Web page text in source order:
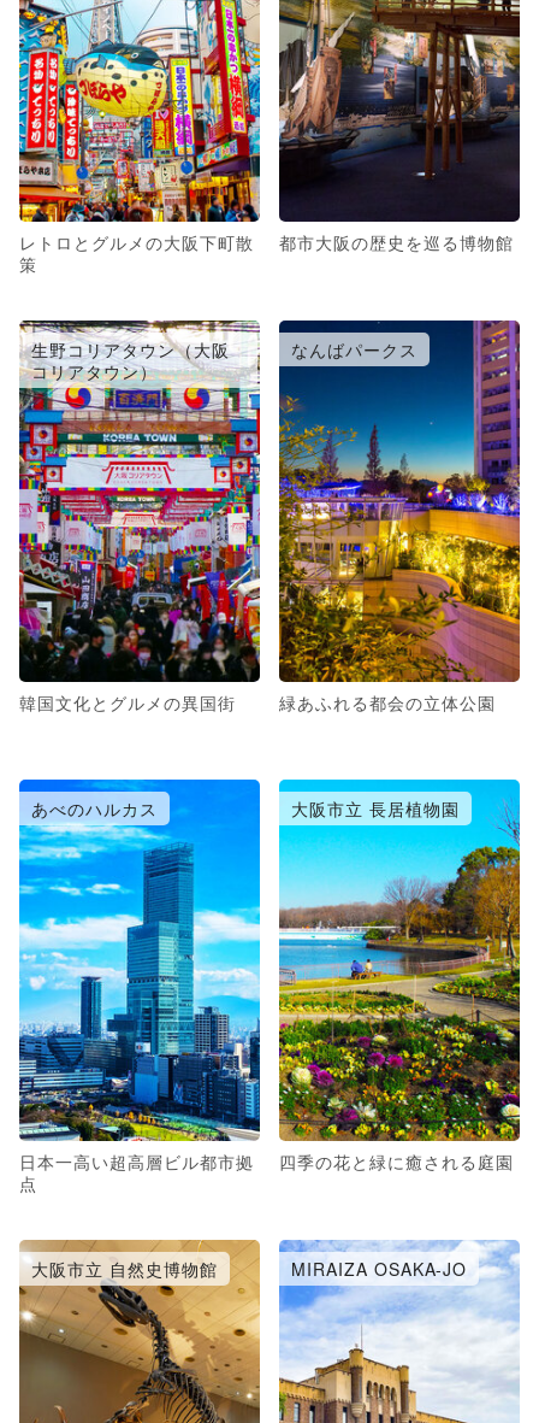
レトロとグルメの大阪下町散
策
都市大阪の歴史を巡る博物館
生野コリアタウン（大阪
コリアタウン）
韓国文化とグルメの異国街
なんばパークス
緑あふれる都会の立体公園
あべのハルカス
日本一高い超高層ビル都市拠
点
大阪市立 長居植物園
四季の花と緑に癒される庭園
大阪市立 自然史博物館 MIRAIZA OSAKA-JO